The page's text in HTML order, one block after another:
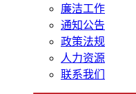
廉洁工作
通知公告
政策法规
人力资源
联系我们